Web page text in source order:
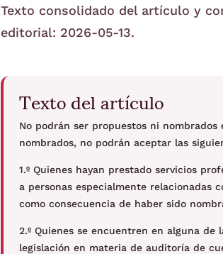
Texto consolidado del artículo y
editorial: 2026-05-13.
Texto del artículo
No podrán ser propuestos ni
nombrados, no podrán aceptar las
1.º Quienes hayan prestado servicios
a personas especialmente relacionadas
como consecuencia de haber sido
2.º Quienes se encuentren en alguna
legislación en materia de auditoría de